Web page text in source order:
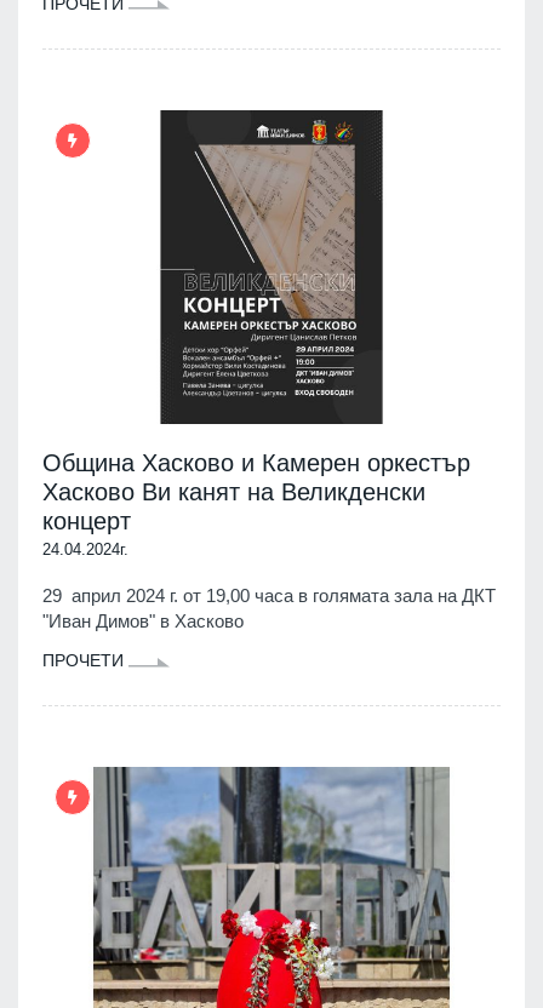
Община Хасково и Камерен оркестър
Хасково Ви канят на Великденски
концерт
24.04.2024г.
29 април 2024 г. от 19,00 часа в голямата зала на ДКТ
"Иван Димов" в Хасково
ПРОЧЕТИ